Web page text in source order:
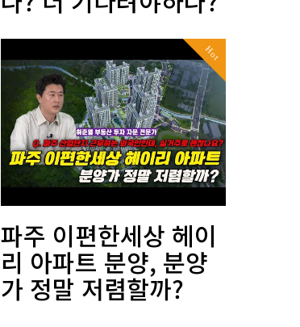
Hot
파주 이편한세상 헤이
리 아파트 분양, 분양
가 정말 저렴할까?